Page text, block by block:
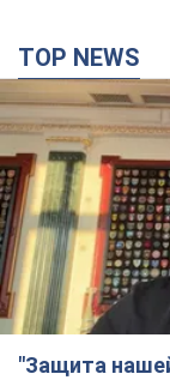
TOP NEWS
"Защита